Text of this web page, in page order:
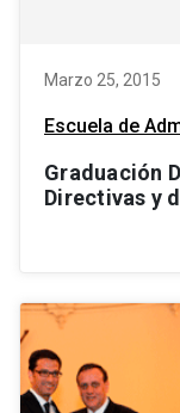
Marzo 25, 2015
Escuela de
Graduación
Directivas y